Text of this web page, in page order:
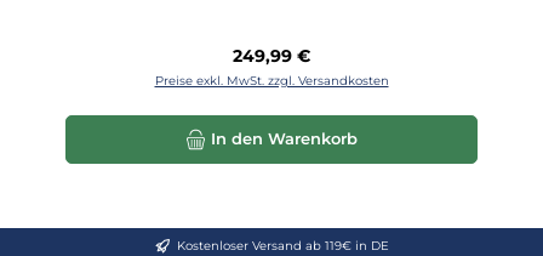
Regulärer Preis:
249,99 €
Preise exkl. MwSt. zzgl. Versandkosten
In den Warenkorb
Kostenloser Versand ab 119€ in DE